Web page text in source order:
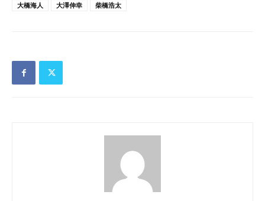
大橋海人
大澤伸幸 柴橋浩太